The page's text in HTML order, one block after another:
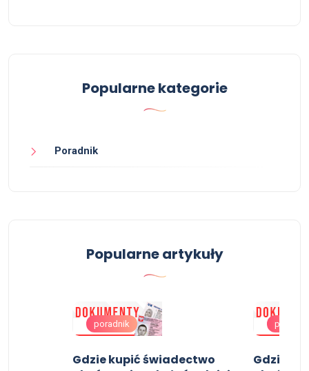
Popularne kategorie
Poradnik
Popularne artykuły
poradnik
Gdzie kupić świadectwo
Gdzie